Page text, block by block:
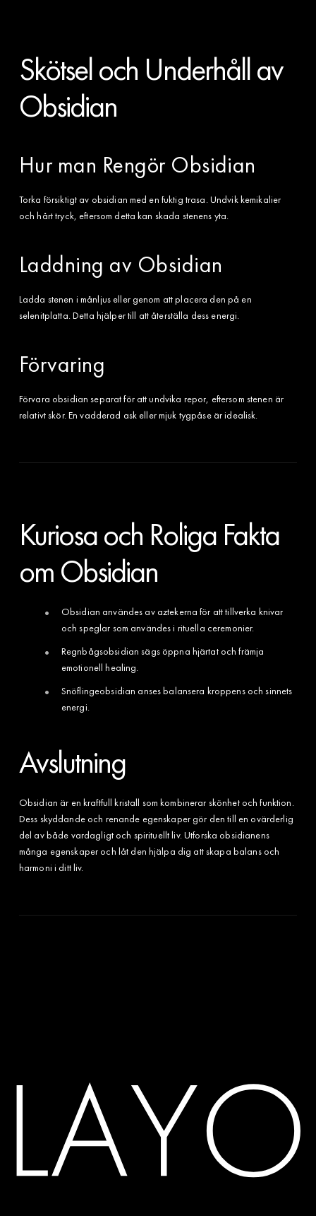
Skötsel och Underhåll av
Obsidian
Hur man Rengör Obsidian
Torka försiktigt av obsidian med en fuktig trasa. Undvik kemikalier
och hårt tryck, eftersom detta kan skada stenens yta.
Laddning av Obsidian
Ladda stenen i månljus eller genom att placera den på en
selenitplatta. Detta hjälper till att återställa dess energi.
Förvaring
Förvara obsidian separat för att undvika repor, eftersom stenen är
relativt skör. En vadderad ask eller mjuk tygpåse är idealisk.
Kuriosa och Roliga Fakta
om Obsidian
Obsidian användes av aztekerna för att tillverka knivar
och speglar som användes i rituella ceremonier.
Regnbågsobsidian sägs öppna hjärtat och främja
emotionell healing.
Snöflingeobsidian anses balansera kroppens och sinnets
energi.
Avslutning
Obsidian är en kraftfull kristall som kombinerar skönhet och funktion.
Dess skyddande och renande egenskaper gör den till en ovärderlig
del av både vardagligt och spirituellt liv. Utforska obsidianens
många egenskaper och låt den hjälpa dig att skapa balans och
harmoni i ditt liv.